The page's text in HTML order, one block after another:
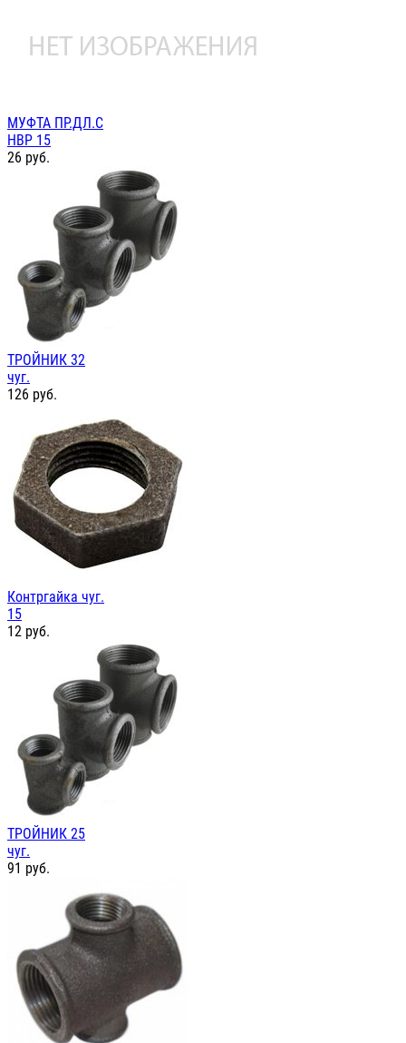
МУФТА ПР.ДЛ.С
НВР 15
26 руб.
ТРОЙНИК 32
чуг.
126 руб.
Контргайка чуг.
15
12 руб.
ТРОЙНИК 25
чуг.
91 руб.